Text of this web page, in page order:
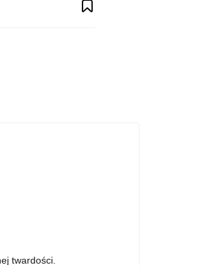
twardości.